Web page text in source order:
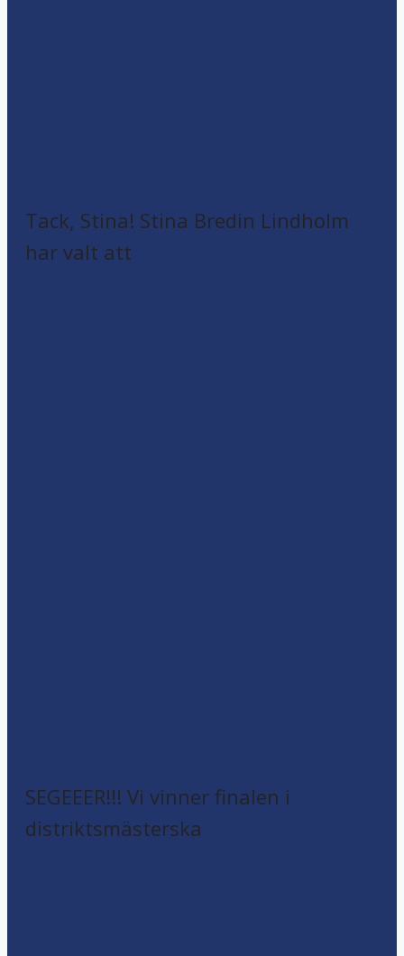
Tack, Stina! Stina Bredin Lindholm
har valt att
SEGEEER!!! Vi vinner finalen i
distriktsmästerska